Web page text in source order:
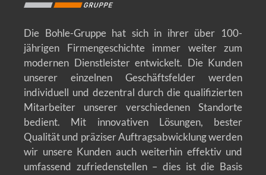
Die Bohle-Gruppe hat sich in ihrer über 100-
jährigen Firmengeschichte immer weiter zum
modernen Dienstleister entwickelt. Die Kunden
unserer einzelnen Geschäftsfelder werden
individuell und dezentral durch die qualifizierten
Mitarbeiter unserer verschiedenen Standorte
bedient. Mit innovativen Lösungen, bester
Qualität und präziser Auftragsabwicklung werden
wir unsere Kunden auch weiterhin effektiv und
umfassend zufriedenstellen – dies ist die Basis